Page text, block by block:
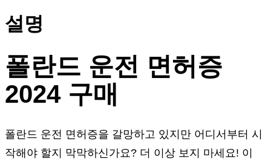
설명
폴란드 운전 면허증
2024 구매
폴란드 운전 면허증을 갈망하고 있지만 어디서부터 시
작해야 할지 막막하신가요? 더 이상 보지 마세요! 이